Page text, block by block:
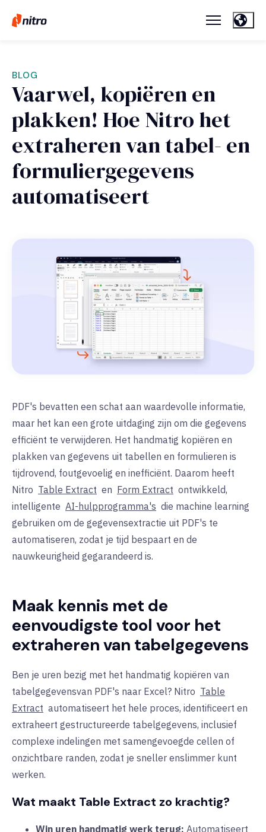
BLOG
Vaarwel, kopiëren en
plakken! Hoe Nitro het
extraheren van tabel- en
formuliergegevens
automatiseert
PDF's bevatten een schat aan waardevolle informatie,
maar het kan een grote uitdaging zijn om die gegevens
efficiënt te verwijderen. Het handmatig kopiëren en
plakken van gegevens uit tabellen en formulieren is
tijdrovend, foutgevoelig en inefficiënt. Daarom heeft
Nitro Table Extract en Form Extract ontwikkeld,
intelligente AI-hulpprogramma's die machine learning
gebruiken om de gegevensextractie uit PDF's te
automatiseren, zodat je tijd bespaart en de
nauwkeurigheid gegarandeerd is.
Maak kennis met de
eenvoudigste tool voor het
extraheren van tabelgegevens
Ben je uren bezig met het handmatig kopiëren van
tabelgegevensvan PDF's naar Excel? Nitro Table
Extract automatiseert het hele proces, identificeert en
extraheert gestructureerde tabelgegevens, inclusief
complexe indelingen met samengevoegde cellen of
onzichtbare randen, zodat je sneller enslimmer kunt
werken.
Wat maakt Table Extract zo krachtig?
Win uren handmatig werk terug: Automatiseert